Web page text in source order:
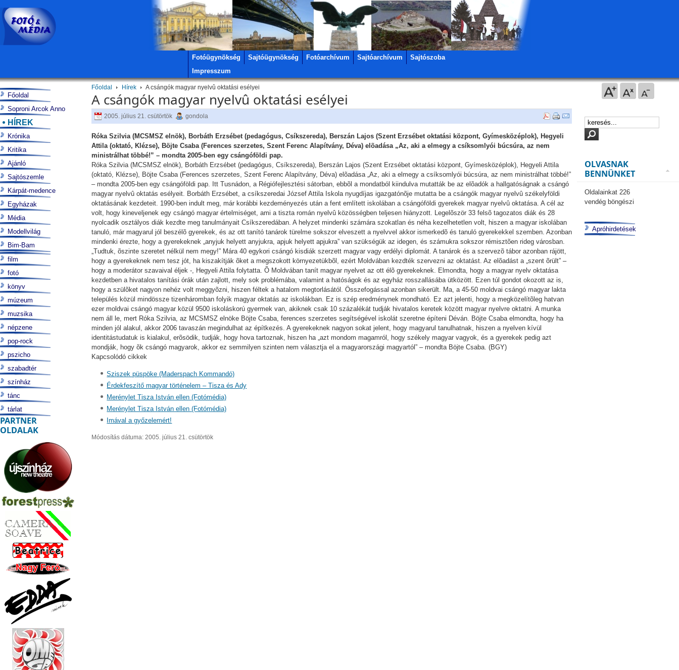
Fotóügynökség Sajtóügynökség Fotóarchívum Sajtóarchívum
Sajtószoba
Impresszum
Főoldal Hírek A csángók magyar nyelvû oktatási esélyei
A csángók magyar nyelvû oktatási esélyei
2005. július 21. csütörtök gondola
Róka Szilvia (MCSMSZ elnök), Borbáth Erzsébet (pedagógus, Csíkszereda), Berszán Lajos (Szent Erzsébet oktatási központ, Gyímesközéplok), Hegyeli
Attila (oktató, Klézse), Böjte Csaba (Ferences szerzetes, Szent Ferenc Alapítvány, Déva) elõadása „Az, aki a elmegy a csíksomlyói búcsúra, az nem
ministrálhat többé!” – mondta 2005-ben egy csángóföldi pap.
Róka Szilvia (MCSMSZ elnök), Borbáth Erzsébet (pedagógus, Csíkszereda), Berszán Lajos (Szent Erzsébet oktatási központ, Gyímesközéplok), Hegyeli Attila
(oktató, Klézse), Böjte Csaba (Ferences szerzetes, Szent Ferenc Alapítvány, Déva) elõadása „Az, aki a elmegy a csíksomlyói búcsúra, az nem ministrálhat többé!”
– mondta 2005-ben egy csángóföldi pap. Itt Tusnádon, a Régiófejlesztési sátorban, ebbõl a mondatból kiindulva mutatták be az elõadók a hallgatóságnak a csángó
magyar nyelvû oktatás esélyeit. Borbáth Erzsébet, a csíkszeredai József Attila Iskola nyugdíjas igazgatónõje mutatta be a csángók magyar nyelvû székelyföldi
oktatásának kezdeteit. 1990-ben indult meg, már korábbi kezdeményezés után a fent említett iskolában a csángóföldi gyerekek magyar nyelvû oktatása. A cél az
volt, hogy kineveljenek egy csángó magyar értelmiséget, ami a tiszta román nyelvû közösségben teljesen hiányzott. Legelõször 33 felsõ tagozatos diák és 28
nyolcadik osztályos diák kezdte meg tanulmányait Csíkszeredában. A helyzet mindenki számára szokatlan és néha kezelhetetlen volt, hiszen a magyar iskolában
tanuló, már magyarul jól beszélõ gyerekek, és az ott tanító tanárok türelme sokszor elveszett a nyelvvel akkor ismerkedõ és tanuló gyerekekkel szemben. Azonban
mindenki érezte, hogy a gyerekeknek „anyjuk helyett anyjukra, apjuk helyett apjukra” van szükségük az idegen, és számukra sokszor rémisztõen rideg városban.
„Tudtuk, õszinte szeretet nélkül nem megy!” Mára 40 egykori csángó kisdiák szerzett magyar vagy erdélyi diplomát. A tanárok és a szervezõ tábor azonban rájött,
hogy a gyerekeknek nem tesz jót, ha kiszakítják õket a megszokott környezetükbõl, ezért Moldvában kezdték szervezni az oktatást. Az elõadást a „szent õrült” –
hogy a moderátor szavaival éljek -, Hegyeli Attila folytatta. Õ Moldvában tanít magyar nyelvet az ott élõ gyerekeknek. Elmondta, hogy a magyar nyelv oktatása
kezdetben a hivatalos tanítási órák után zajlott, mely sok problémába, valamint a hatóságok és az egyház rosszallásába ütközött. Ezen túl gondot okozott az is,
hogy a szülõket nagyon nehéz volt meggyõzni, hiszen féltek a hatalom megtorlásától. Összefogással azonban sikerült. Ma, a 45-50 moldvai csángó magyar lakta
település közül mindössze tizenháromban folyik magyar oktatás az iskolákban. Ez is szép eredménynek mondható. Ez azt jelenti, hogy a megközelítõleg hatvan
ezer moldvai csángó magyar közül 9500 iskoláskorú gyermek van, akiknek csak 10 százalékát tudják hivatalos keretek között magyar nyelvre oktatni. A munka
nem áll le, mert Róka Szilvia, az MCSMSZ elnöke Böjte Csaba, ferences szerzetes segítségével iskolát szeretne építeni Déván. Böjte Csaba elmondta, hogy ha
minden jól alakul, akkor 2006 tavaszán megindulhat az építkezés. A gyerekeknek nagyon sokat jelent, hogy magyarul tanulhatnak, hiszen a nyelven kívül
identitástudatuk is kialakul, erõsödik, tudják, hogy hova tartoznak, hiszen ha „azt mondom magamról, hogy székely magyar vagyok, és a gyerekek pedig azt
mondják, hogy õk csángó magyarok, akkor ez semmilyen szinten nem választja el a magyarországi magyartól” – mondta Böjte Csaba. (BGY)
Kapcsolódó cikkek
Sziszek püspöke (Maderspach Kommandó)
Érdekfeszítő magyar történelem – Tisza és Ady
Merénylet Tisza István ellen (Fotómédia)
Merénylet Tisza István ellen (Fotómédia)
Imával a győzelemért!
Módosítás dátuma: 2005. július 21. csütörtök
Főoldal
Soproni Arcok Anno
HÍREK
Krónika
Kritika
Ajánló
Sajtószemle
Kárpát-medence
Egyházak
Média
Modellvilág
Bim-Bam
film
fotó
könyv
múzeum
muzsika
népzene
pop-rock
pszicho
szabadtér
színház
tánc
tárlat
PARTNER
OLDALAK
OLVASNAK
BENNÜNKET
Oldalainkat 226
vendég böngészi
Apróhirdetések